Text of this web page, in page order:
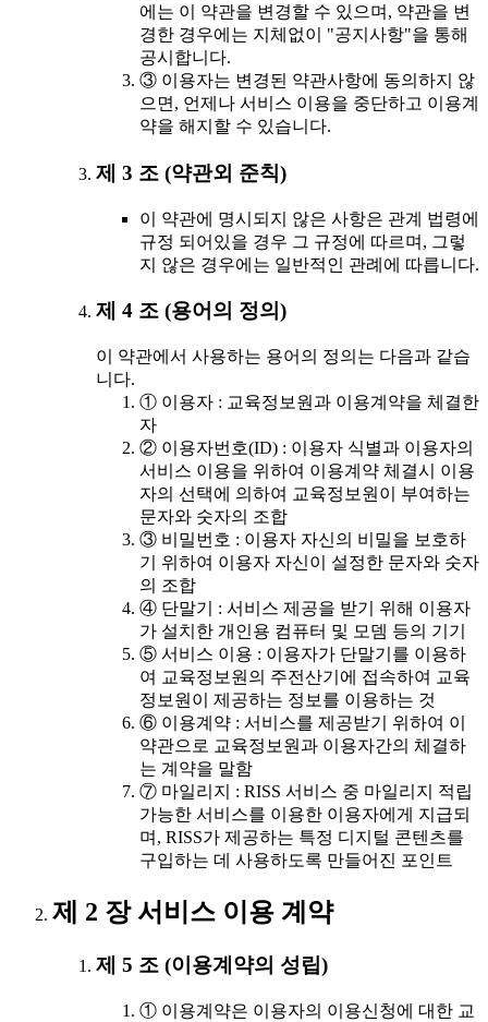
에는 이 약관을 변경할 수 있으며, 약관을 변
경한 경우에는 지체없이 "공지사항"을 통해
공시합니다.
③ 이용자는 변경된 약관사항에 동의하지 않
으면, 언제나 서비스 이용을 중단하고 이용계
약을 해지할 수 있습니다.
제 3 조 (약관외 준칙)
이 약관에 명시되지 않은 사항은 관계 법령에
규정 되어있을 경우 그 규정에 따르며, 그렇
지 않은 경우에는 일반적인 관례에 따릅니다.
제 4 조 (용어의 정의)
이 약관에서 사용하는 용어의 정의는 다음과 같습
니다.
① 이용자 : 교육정보원과 이용계약을 체결한
자
② 이용자번호(ID) : 이용자 식별과 이용자의
서비스 이용을 위하여 이용계약 체결시 이용
자의 선택에 의하여 교육정보원이 부여하는
문자와 숫자의 조합
③ 비밀번호 : 이용자 자신의 비밀을 보호하
기 위하여 이용자 자신이 설정한 문자와 숫자
의 조합
④ 단말기 : 서비스 제공을 받기 위해 이용자
가 설치한 개인용 컴퓨터 및 모뎀 등의 기기
⑤ 서비스 이용 : 이용자가 단말기를 이용하
여 교육정보원의 주전산기에 접속하여 교육
정보원이 제공하는 정보를 이용하는 것
⑥ 이용계약 : 서비스를 제공받기 위하여 이
약관으로 교육정보원과 이용자간의 체결하
는 계약을 말함
⑦ 마일리지 : RISS 서비스 중 마일리지 적립
가능한 서비스를 이용한 이용자에게 지급되
며, RISS가 제공하는 특정 디지털 콘텐츠를
구입하는 데 사용하도록 만들어진 포인트
제 2 장 서비스 이용 계약
제 5 조 (이용계약의 성립)
① 이용계약은 이용자의 이용신청에 대한 교